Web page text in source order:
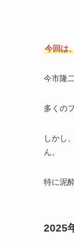
今回は
今市隆
多くの
しかし、
ん。
特に泥
2025